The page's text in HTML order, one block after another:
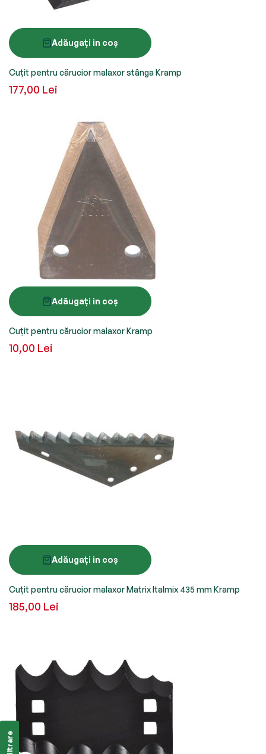
Adăugați in coș
Cuțit pentru cărucior malaxor stânga Kramp
177,00 Lei
Adăugați in coș
Cuțit pentru cărucior malaxor Kramp
10,00 Lei
Adăugați in coș
Cuțit pentru cărucior malaxor Matrix Italmix 435 mm Kramp
185,00 Lei
Filtrare